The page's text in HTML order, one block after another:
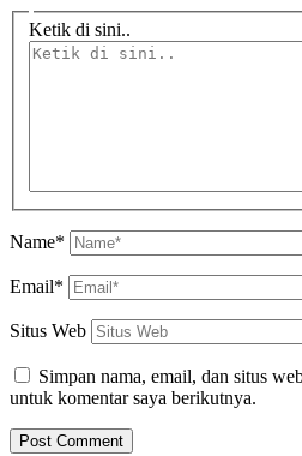
Ketik di sini..
Name*
Email*
Situs Web
Simpan nama, email, dan situs
untuk komentar saya berikutnya.